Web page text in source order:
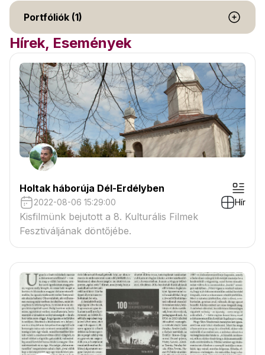
Portfóliók (1)
Hírek, Események
Holtak háborúja Dél-Erdélyben
2022-08-06 15:29:00 Hír
Kisfilmünk bejutott a 8. Kulturális Filmek
Fesztiváljának döntőjébe.